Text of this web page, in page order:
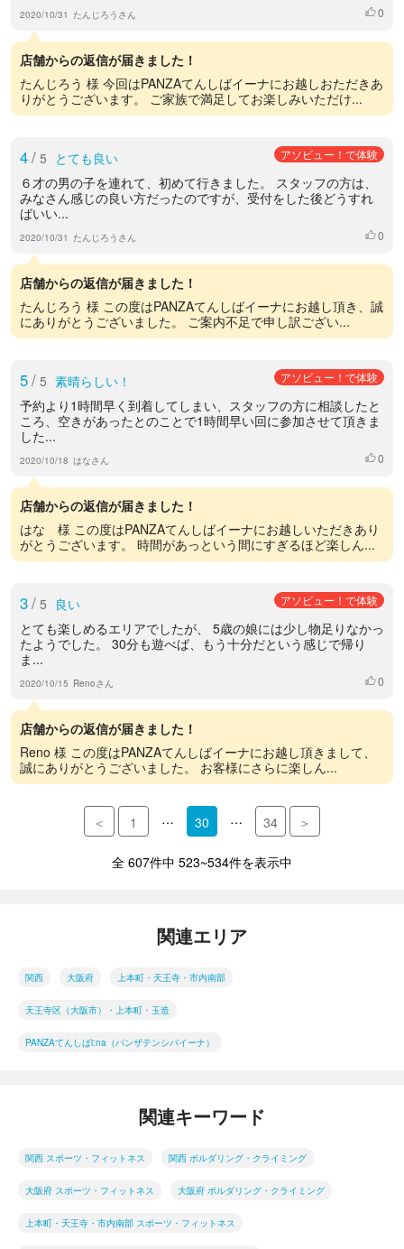
2020/10/31 たんじろうさん いいね
0
店舗からの返信が届きました！
たんじろう 様 今回はPANZAてんしばイーナにお越しおただきあ
りがとうございます。 ご家族で満足してお楽しみいただけ...
4/ 5 とても良い アソビュー！で体験
６才の男の子を連れて、初めて行きました。 スタッフの方は、
みなさん感じの良い方だったのですが、受付をした後どうすれ
ばいい...
2020/10/31 たんじろうさん いいね
0
店舗からの返信が届きました！
たんじろう 様 この度はPANZAてんしばイーナにお越し頂き、誠
にありがとうございました。 ご案内不足で申し訳ござい...
5/ 5 素晴らしい！ アソビュー！で体験
予約より1時間早く到着してしまい、スタッフの方に相談したと
ころ、空きがあったとのことで1時間早い回に参加させて頂きま
した...
2020/10/18 はなさん いいね
0
店舗からの返信が届きました！
はな 様 この度はPANZAてんしばイーナにお越しいただきあり
がとうございます。 時間があっという間にすぎるほど楽しん...
3/ 5 良い アソビュー！で体験
とても楽しめるエリアでしたが、 5歳の娘には少し物足りなかっ
たようでした。 30分も遊べば、もう十分だという感じで帰り
ま...
2020/10/15 Renoさん いいね
0
店舗からの返信が届きました！
Reno 様 この度はPANZAてんしばイーナにお越し頂きまして、
誠にありがとうございました。 お客様にさらに楽しん...
＜ 1 … 30 … 34 ＞
全 607件中 523~534件を表示中
関連エリア
関西 大阪府 上本町・天王寺・市内南部
天王寺区（大阪市）・上本町・玉造
PANZAてんしばi:na（パンザテンシバイーナ）
関連キーワード
関西 スポーツ・フィットネス 関西 ボルダリング・クライミング
大阪府 スポーツ・フィットネス 大阪府 ボルダリング・クライミング
上本町・天王寺・市内南部 スポーツ・フィットネス